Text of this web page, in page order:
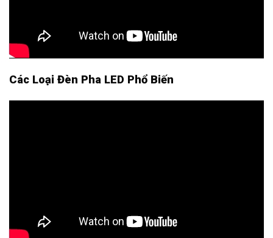
Các Loại Đèn Pha LED Phổ Biến